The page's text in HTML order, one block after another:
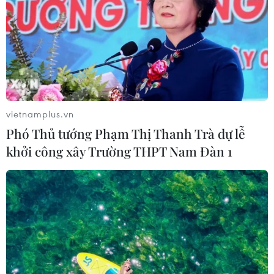
05/08/2026 07:15
Nhận định Philippines vs
Thái Lan: Madam Pang treo thưởng
tiền tỷ, "Voi chiến" quyết thắng
04/08/2026 09:19
Đội tuyển Việt Nam nhận
thưởng 2 tỷ đồng sau thắng lợi trước
Indonesia
04/08/2026 04:16
Tuyển thủ Indonesia cúi đầu thành
khẩn xin lỗi người hâm mộ xứ vạn
đảo
vietnamplus.vn
Phó Thủ tướng Phạm Thị Thanh Trà dự lễ
khởi công xây Trường THPT Nam Đàn 1